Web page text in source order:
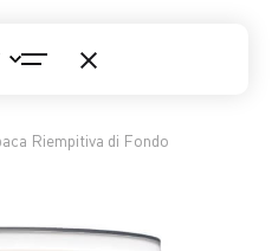
Riempitiva di Fondo